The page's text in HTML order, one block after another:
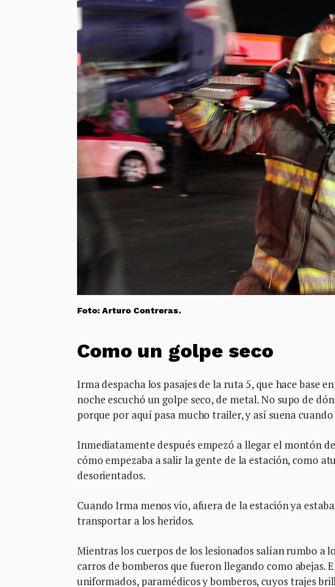
Foto: Arturo Contreras.
Como un golpe seco
Irma despacha los pasajes de la ruta 5, que hace base
noche escuchó un golpe seco, de metal. No supo de
porque por aquí pasa mucho trailer, y así suena cuando
Inmediatamente después empezó a llegar el montón
cómo empezaba a salir la gente de la estación, como
desorientados.
Cuando Irma menos vio, afuera de la estación ya
transportar a los heridos.
Mientras los cuerpos de los lesionados salían rumbo a
carros de bomberos que fueron llegando como abejas.
uniformados, paramédicos y bomberos, cuyos trajes